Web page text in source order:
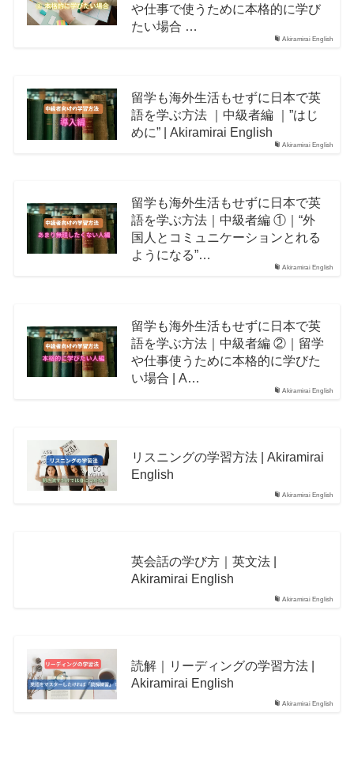
Akiramirai English
や仕事で使うために本格的に学び
たい場合 …
Akiramirai English
留学も海外生活もせずに日本で英
語を学ぶ方法 ｜中級者編 ｜”はじ
めに” | Akiramirai English
Akiramirai English
留学も海外生活もせずに日本で英
語を学ぶ方法｜中級者編 ①｜“外
国人とコミュニケーションとれる
ようになる”…
Akiramirai English
留学も海外生活もせずに日本で英
語を学ぶ方法｜中級者編 ②｜留学
や仕事使うために本格的に学びた
い場合 | A…
Akiramirai English
リスニングの学習方法 | Akiramirai
English
Akiramirai English
英会話の学び方｜英文法 |
Akiramirai English
Akiramirai English
読解｜リーディングの学習方法 |
Akiramirai English